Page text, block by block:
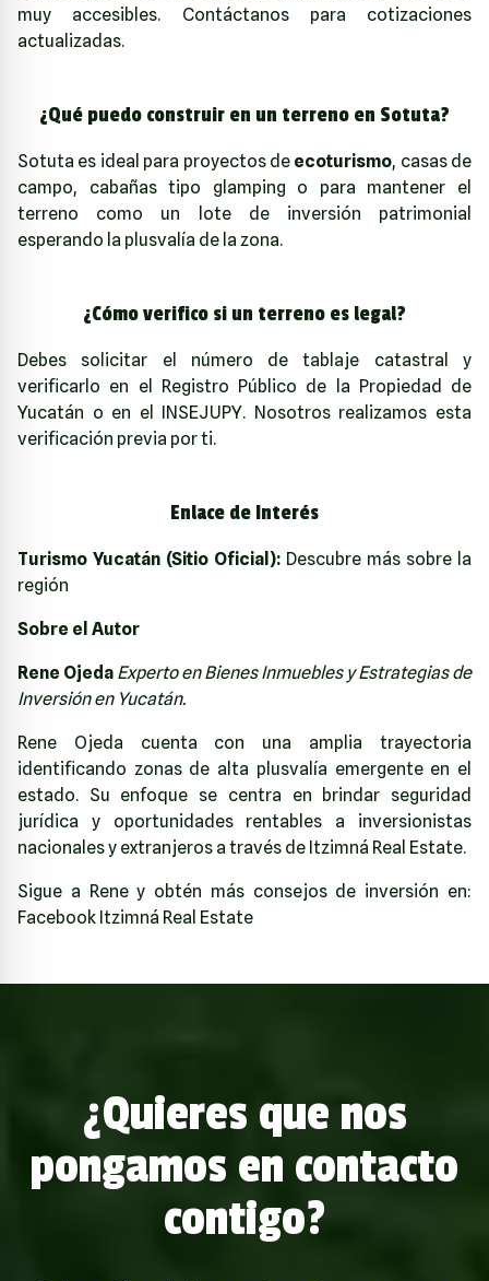
muy accesibles. Contáctanos para cotizaciones
actualizadas.
¿Qué puedo construir en un terreno en Sotuta?
Sotuta es ideal para proyectos de ecoturismo, casas de
campo, cabañas tipo glamping o para mantener el
terreno como un lote de inversión patrimonial
esperando la plusvalía de la zona.
¿Cómo verifico si un terreno es legal?
Debes solicitar el número de tablaje catastral y
verificarlo en el Registro Público de la Propiedad de
Yucatán o en el INSEJUPY. Nosotros realizamos esta
verificación previa por ti.
Enlace de Interés
Turismo Yucatán (Sitio Oficial): Descubre más sobre la
región
Sobre el Autor
Rene Ojeda Experto en Bienes Inmuebles y Estrategias de
Inversión en Yucatán.
Rene Ojeda cuenta con una amplia trayectoria
identificando zonas de alta plusvalía emergente en el
estado. Su enfoque se centra en brindar seguridad
jurídica y oportunidades rentables a inversionistas
nacionales y extranjeros a través de Itzimná Real Estate.
Sigue a Rene y obtén más consejos de inversión en:
Facebook Itzimná Real Estate
¿Quieres que nos
pongamos en contacto
contigo?